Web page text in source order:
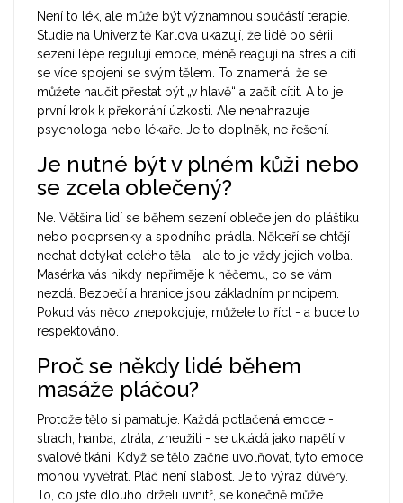
Není to lék, ale může být významnou součástí terapie.
Studie na Univerzitě Karlova ukazují, že lidé po sérii
sezení lépe regulují emoce, méně reagují na stres a cítí
se více spojeni se svým tělem. To znamená, že se
můžete naučit přestat být „v hlavě“ a začít cítit. A to je
první krok k překonání úzkosti. Ale nenahrazuje
psychologa nebo lékaře. Je to doplněk, ne řešení.
Je nutné být v plném kůži nebo
se zcela oblečený?
Ne. Většina lidí se během sezení obleče jen do pláštíku
nebo podprsenky a spodního prádla. Někteří se chtějí
nechat dotýkat celého těla - ale to je vždy jejich volba.
Masérka vás nikdy nepřiměje k něčemu, co se vám
nezdá. Bezpečí a hranice jsou základním principem.
Pokud vás něco znepokojuje, můžete to říct - a bude to
respektováno.
Proč se někdy lidé během
masáže pláčou?
Protože tělo si pamatuje. Každá potlačená emoce -
strach, hanba, ztráta, zneužití - se ukládá jako napětí v
svalové tkáni. Když se tělo začne uvolňovat, tyto emoce
mohou vyvětrat. Pláč není slabost. Je to výraz důvěry.
To, co jste dlouho drželi uvnitř, se konečně může